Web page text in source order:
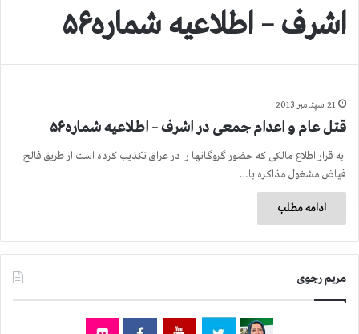
اشرف – اطلاعیه شماره۵۶
21 سپتامبر 2013
قتل عام و اعدام جمعی در اشرف – اطلاعیه شماره۵۶
به قرار اطلاع مالکی که حضور گروگانها را در عراق تکذیب کرده است از طریق فالح
فیاض مشغول مذاکره با…
ادامه مطلب
مریم رجوی